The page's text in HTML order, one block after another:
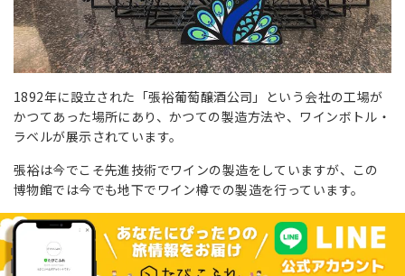
1892年に設立された「張裕葡萄醸酒公司」という会社の工場が
かつてあった場所にあり、かつての製造方法や、ワインボトル・
ラベルが展示されています。
張裕は今でこそ先進技術でワインの製造をしていますが、この
博物館では今でも地下でワイン樽での製造を行っています。